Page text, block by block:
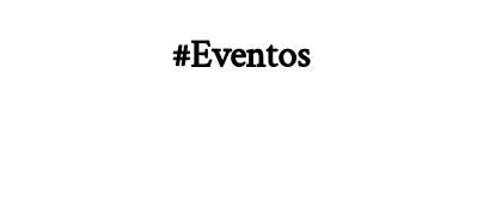
#eventos